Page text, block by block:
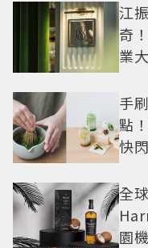
江
奇
業
手
點
快
全
園